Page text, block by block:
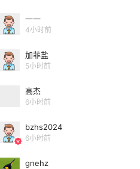
一一
4小时前
加菲盐
5小时前
高杰
6小时前
bzhs2024
6小时前
gnehz